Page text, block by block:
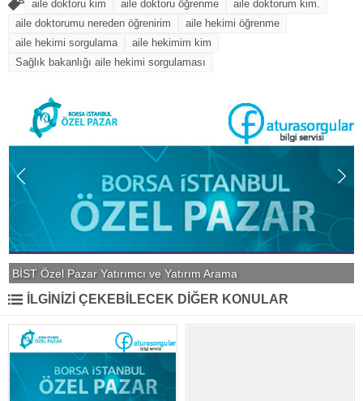
aile doktoru kim aile doktoru öğrenme
aile doktorum kim.
aile doktorumu nereden öğrenirim
aile hekimi öğrenme
aile hekimi sorgulama
aile hekimim kim
Sağlık bakanlığı aile hekimi sorgulaması
BİST Özel Pazar Yatırımcı ve Yatırım Arama
İLGİNİZİ ÇEKEBİLECEK DİĞER KONULAR